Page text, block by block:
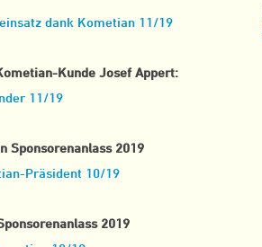
dank Kometian 11/19
Kunde Josef Appert:
11/19
Sponsorenanlass 2019
Präsident 10/19
2019